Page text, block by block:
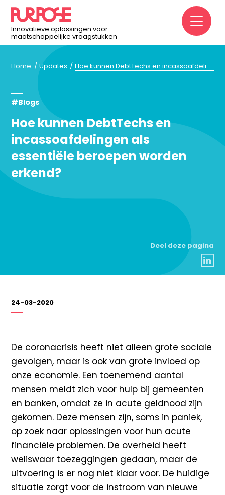
Innovatieve oplossingen voor
maatschappelijke vraagstukken
Home Updates Hoe kunnen DebtTechs en incassoafdelingen als essentiële beroepen worden erkend?
#Blogs
Hoe kunnen DebtTechs en
incassoafdelingen als
essentiële beroepen worden
erkend?
Deel deze pagina
24-03-2020
De coronacrisis heeft niet alleen grote sociale
gevolgen, maar is ook van grote invloed op
onze economie. Een toenemend aantal
mensen meldt zich voor hulp bij gemeenten
en banken, omdat ze in acute geldnood zijn
gekomen. Deze mensen zijn, soms in paniek,
op zoek naar oplossingen voor hun acute
financiële problemen. De overheid heeft
weliswaar toezeggingen gedaan, maar de
uitvoering is er nog niet klaar voor. De huidige
situatie zorgt voor de instroom van nieuwe